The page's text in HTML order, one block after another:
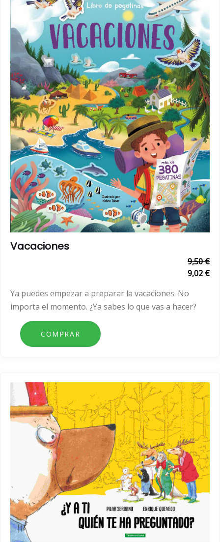
Vacaciones
9,50 €
9,02 €
Ya puedes empezar a preparar la vacaciones. No
importa el momento. ¿Ya sabes lo que vas a hacer?